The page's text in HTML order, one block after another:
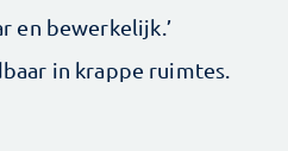
en bewerkelijk.’
in krappe ruimtes.